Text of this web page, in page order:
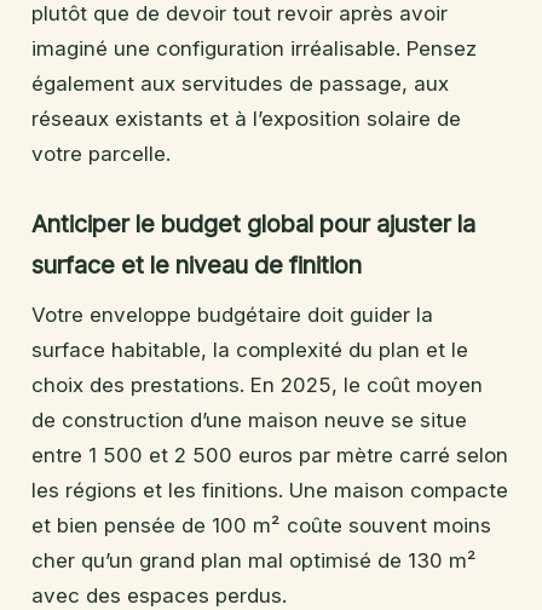
plutôt que de devoir tout revoir après avoir
imaginé une configuration irréalisable. Pensez
également aux servitudes de passage, aux
réseaux existants et à l’exposition solaire de
votre parcelle.
Anticiper le budget global pour ajuster la
surface et le niveau de finition
Votre enveloppe budgétaire doit guider la
surface habitable, la complexité du plan et le
choix des prestations. En 2025, le coût moyen
de construction d’une maison neuve se situe
entre 1 500 et 2 500 euros par mètre carré selon
les régions et les finitions. Une maison compacte
et bien pensée de 100 m² coûte souvent moins
cher qu’un grand plan mal optimisé de 130 m²
avec des espaces perdus.